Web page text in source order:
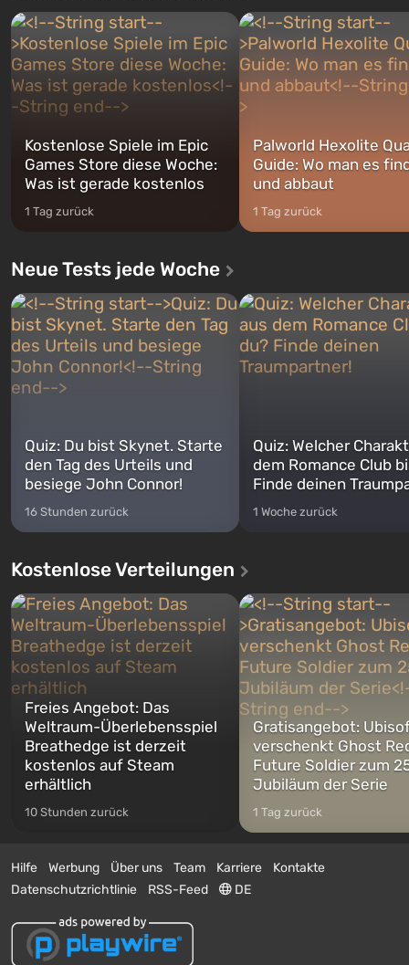
Charakteren: Michael, Trevor und
Franklin, zwischen denen Sie
jederzeit...
nach dem Abwurf von
auf Amerika geöffnet wird.
Kostenlose Spiele im Epic
Games Store diese Woche:
Was ist gerade kostenlos
1 Tag zurück
Palworld Hexolite
Guide: Wo man es
und abbaut
1 Tag zurück
Neue Tests jede Woche
Quiz: Du bist Skynet. Starte
den Tag des Urteils und
besiege John Connor!
16 Stunden zurück
Quiz: Welcher
dem Romance Club
Finde deinen
1 Woche zurück
Kostenlose Verteilungen
Freies Angebot: Das
Weltraum-Überlebensspiel
Breathedge ist derzeit
kostenlos auf Steam
erhältlich
10 Stunden zurück
Gratisangebot:
verschenkt Ghost
Future Soldier zum
Jubiläum der Serie
1 Tag zurück
Hilfe Werbung Über uns Team Karriere
Kontakte
Datenschutzrichtlinie
RSS-Feed DE